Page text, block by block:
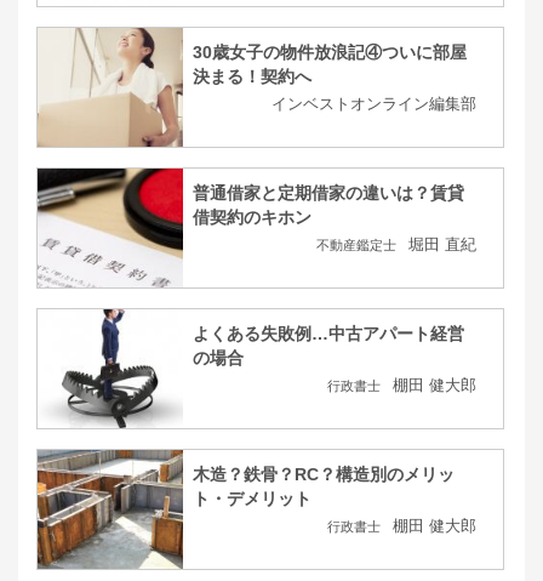
30歳女子の物件放浪記④ついに部屋
決まる！契約へ
インベストオンライン編集部
普通借家と定期借家の違いは？賃貸
借契約のキホン
不動産鑑定士 堀田 直紀
よくある失敗例…中古アパート経営
の場合
行政書士 棚田 健大郎
木造？鉄骨？RC？構造別のメリッ
ト・デメリット
行政書士 棚田 健大郎